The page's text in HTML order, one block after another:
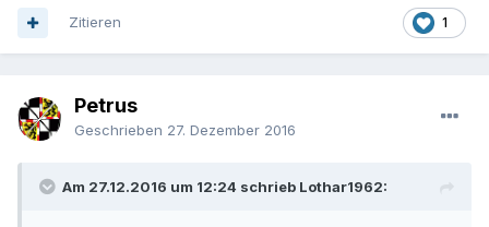
1
Zitieren
Petrus
Geschrieben 27. Dezember 2016
Am 27.12.2016 um 12:24 schrieb Lothar1962: